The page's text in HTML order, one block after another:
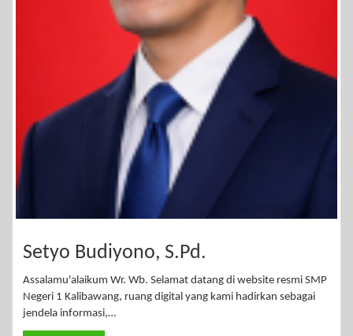
Setyo Budiyono, S.Pd.
Assalamu'alaikum Wr. Wb. Selamat datang di website resmi SMP
Negeri 1 Kalibawang, ruang digital yang kami hadirkan sebagai
jendela informasi,…